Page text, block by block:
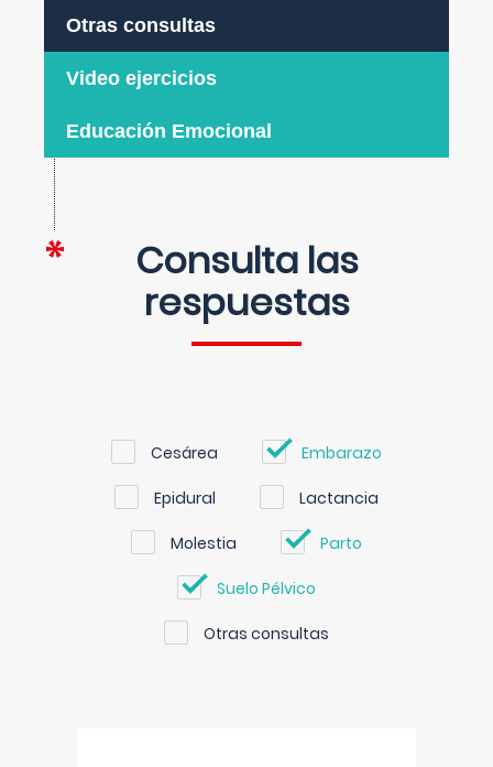
Otras consultas
Video ejercicios
Educación Emocional
Consulta las
respuestas
Cesárea Embarazo
Epidural Lactancia
Molestia Parto
Suelo Pélvico
Otras consultas